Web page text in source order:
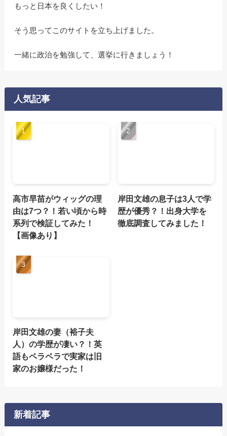
もっと日本を良くしたい！
そう思ってこのサイトを立ち上げました。
一緒に政治を勉強して、選挙に行きましょう！
人気記事
高市早苗がウィッグの理
由は7つ？！若い頃から時
系列で検証してみた！
【画像あり】
岸田文雄の息子は3人で学
歴が優秀？！出身大学を
徹底調査してみました！
岸田文雄の妻（裕子夫
人）の学歴が凄い？！英
語もペラペラで実家は旧
家のお嬢様だった！
新着記事